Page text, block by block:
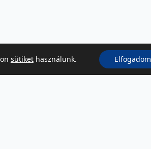
sütikethasználunk. Elfogadom